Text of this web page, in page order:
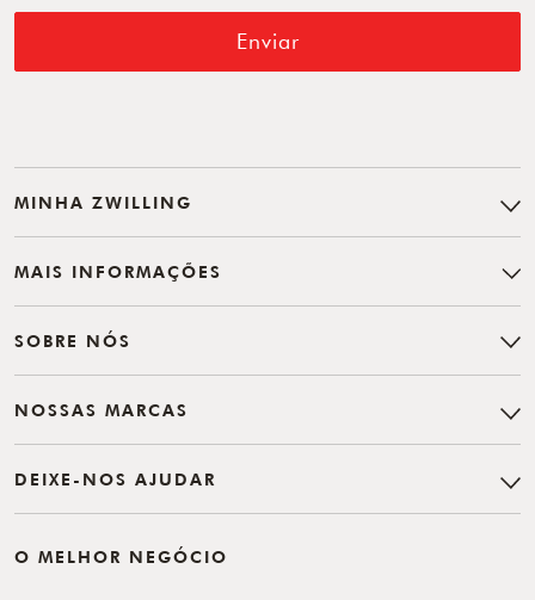
Enviar
MINHA ZWILLING
MAIS INFORMAÇÕES
SOBRE NÓS
NOSSAS MARCAS
DEIXE-NOS AJUDAR
O MELHOR NEGÓCIO